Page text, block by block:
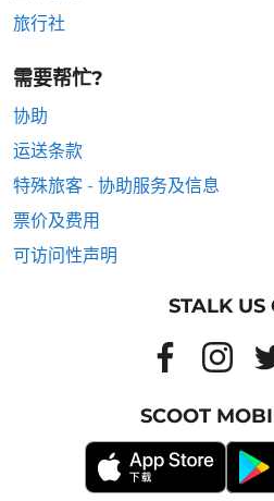
旅行社
需要帮忙?
协助
运送条款
特殊旅客 - 协助服务及信息
票价及费用
可访问性声明
STALK US
SCOOT